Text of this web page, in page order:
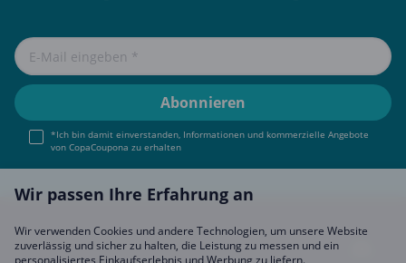
*Ich bin damit einverstanden, Informationen und kommerzielle Angebote
von CopaCoupona zu erhalten
Wir passen Ihre Erfahrung an
Wir verwenden Cookies und andere Technologien, um unsere Website
zuverlässig und sicher zu halten, die Leistung zu messen und ein
personalisiertes Einkaufserlebnis und Werbung zu liefern.